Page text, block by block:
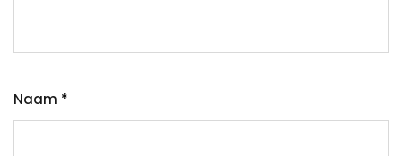
Naam *